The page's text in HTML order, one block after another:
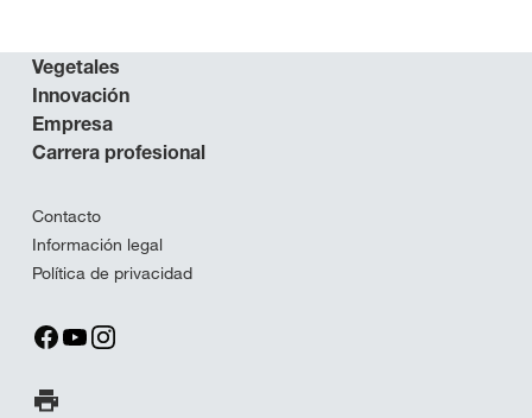
Vegetales
Innovación
Empresa
Carrera profesional
Contacto
Información legal
Política de privacidad
Imprimir página